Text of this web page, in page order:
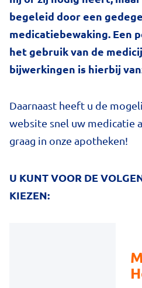
begeleid door een
medicatiebewaking. Een
het gebruik van de
bijwerkingen is hierbij
Daarnaast heeft u de
website snel uw medicatie
graag in onze apotheken!
U KUNT VOOR DE
KIEZEN: